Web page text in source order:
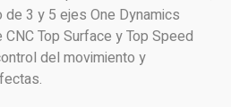
3 y 5 ejes One Dynamics
Top Surface y Top Speed
del movimiento y